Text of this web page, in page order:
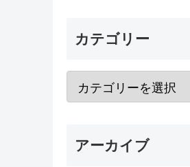
カテゴリー
アーカイブ